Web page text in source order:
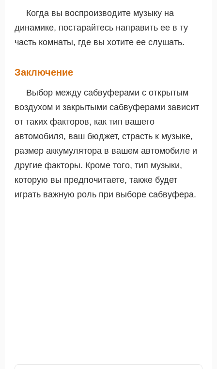
Когда вы воспроизводите музыку на
динамике, постарайтесь направить ее в ту
часть комнаты, где вы хотите ее слушать.
Заключение
Выбор между сабвуферами с открытым
воздухом и закрытыми сабвуферами зависит
от таких факторов, как тип вашего
автомобиля, ваш бюджет, страсть к музыке,
размер аккумулятора в вашем автомобиле и
другие факторы. Кроме того, тип музыки,
которую вы предпочитаете, также будет
играть важную роль при выборе сабвуфера.